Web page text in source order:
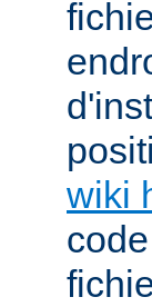
wiki